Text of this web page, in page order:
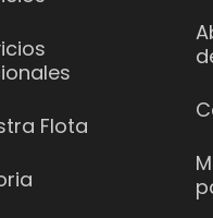
Flota